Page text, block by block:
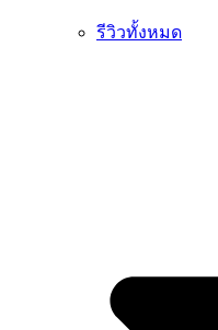
รีวิวทั้งหมด